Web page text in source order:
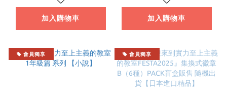
加入購物車 加入購物車
會員獨享 會員獨享